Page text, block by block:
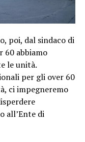
poi, dal sindaco di
60 abbiamo
le unità.
per gli over 60
ci impegneremo
all’Ente di